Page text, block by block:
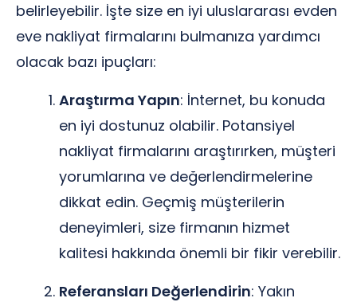
belirleyebilir. İşte size en iyi uluslararası evden
eve nakliyat firmalarını bulmanıza yardımcı
olacak bazı ipuçları:
Araştırma Yapın: İnternet, bu konuda
en iyi dostunuz olabilir. Potansiyel
nakliyat firmalarını araştırırken, müşteri
yorumlarına ve değerlendirmelerine
dikkat edin. Geçmiş müşterilerin
deneyimleri, size firmanın hizmet
kalitesi hakkında önemli bir fikir verebilir.
Referansları Değerlendirin: Yakın